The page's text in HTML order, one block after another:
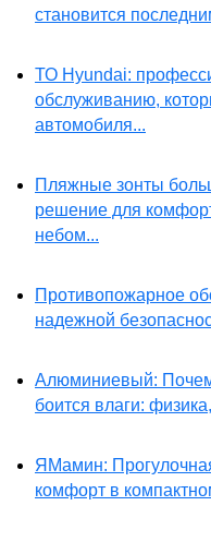
становится
ТО Hyundai:
обслуживанию,
автомобиля...
Пляжные зонты
решение для
небом...
Противопожарное
надежной
Алюминиевый:
боится влаги:
ЯМамин:
комфорт в